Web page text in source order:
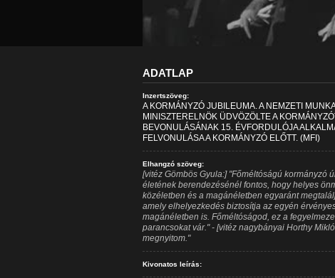
ADATLAP
Inzertszöveg:
A KORMÁNYZÓ JUBILEUMA. A NEMZETI
MINISZTERELNÖK ÜDVÖZÖLTE A
BEVONULÁSÁNAK 15. ÉVFORDULÓJA
FELVONULÁSA A KORMÁNYZÓ ELŐTT. (MFI)
Elhangzó szöveg:
[vitéz Gömbös Gyula:] "Főméltóságú kormányzó
életének berendezésénél fontos, hogy helyes
közéletben és a magánéletben egyaránt
amely elhelyezkedés biztosítja az egyén
magánéletben is. Főméltóságod, ez a
parancsokat vár." - [vitéz nagybányai Horthy
megnyitom."
Kivonatos leírás: